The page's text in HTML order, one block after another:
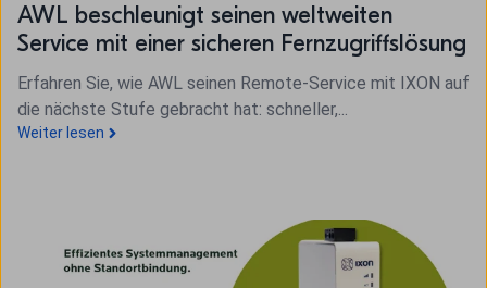
AWL beschleunigt seinen weltweiten
Service mit einer sicheren Fernzugriffslösung
Erfahren Sie, wie AWL seinen Remote-Service mit IXON auf
die nächste Stufe gebracht hat: schneller,...
Weiter lesen